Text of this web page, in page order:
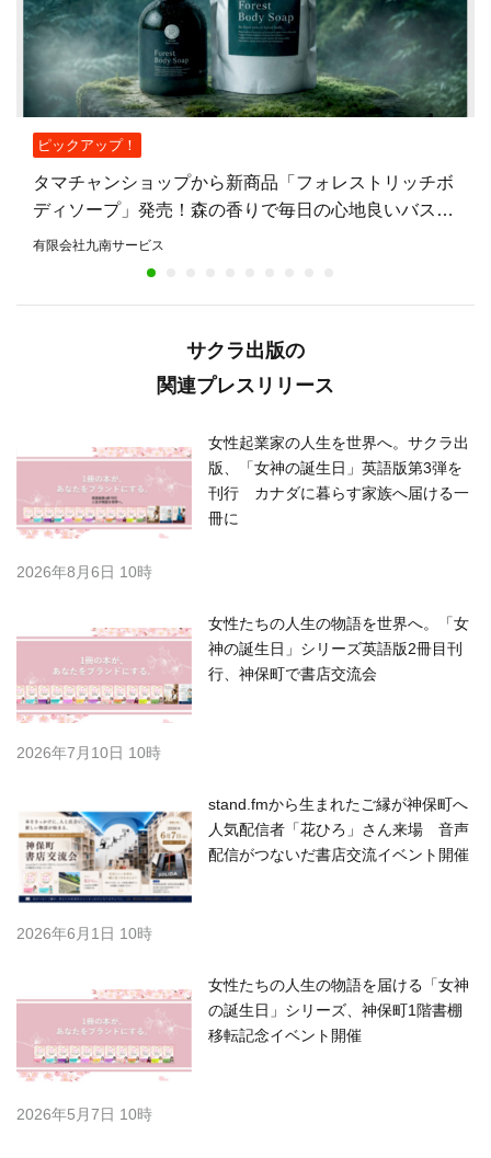
ピックアップ！
タマチャンショップから新商品「フォレストリッチボ
ディソープ」発売！森の香りで毎日の心地良いバスタ
イムを提案
有限会社九南サービス
サクラ出版の
関連プレスリリース
女性起業家の人生を世界へ。サクラ出
版、「女神の誕生日」英語版第3弾を
刊行 カナダに暮らす家族へ届ける一
冊に
2026年8月6日 10時
女性たちの人生の物語を世界へ。「女
神の誕生日」シリーズ英語版2冊目刊
行、神保町で書店交流会
2026年7月10日 10時
stand.fmから生まれたご縁が神保町へ
人気配信者「花ひろ」さん来場 音声
配信がつないだ書店交流イベント開催
2026年6月1日 10時
女性たちの人生の物語を届ける「女神
の誕生日」シリーズ、神保町1階書棚
移転記念イベント開催
2026年5月7日 10時